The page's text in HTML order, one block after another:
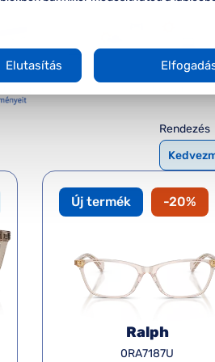
Rendezés
Új termék -20%
Ralph
0RA7187U
Elutasítás